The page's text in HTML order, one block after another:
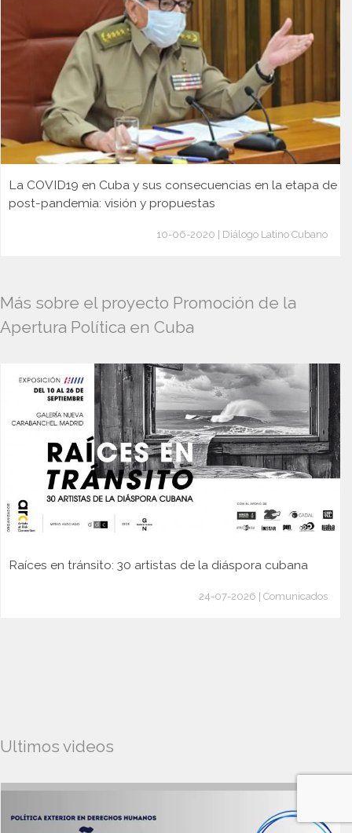
La COVID19 en Cuba y sus consecuencias en la etapa de
post-pandemia: visión y propuestas
10-06-2020 | Diálogo Latino Cubano
Más sobre el proyecto Promoción de la
Apertura Política en Cuba
Raíces en tránsito: 30 artistas de la diáspora cubana
24-07-2026 | Comunicados
Ultimos videos